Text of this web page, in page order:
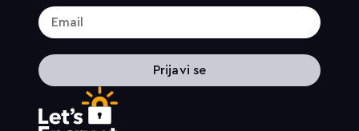
Prijavi se